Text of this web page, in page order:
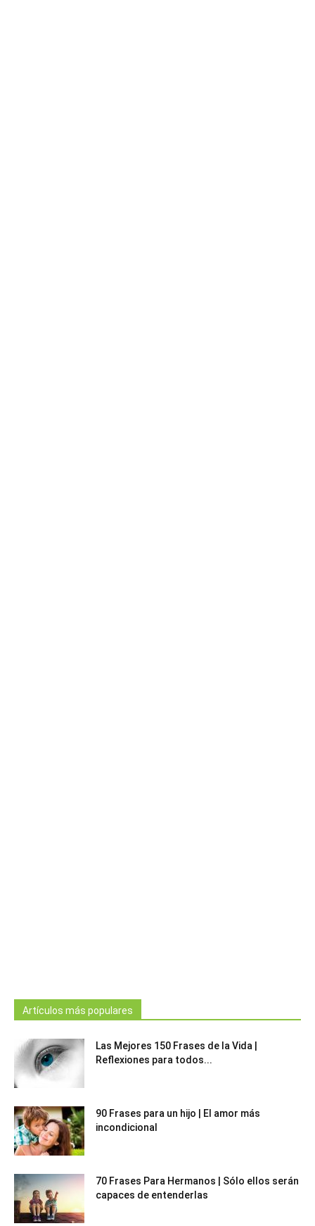
Artículos más populares
Las Mejores 150 Frases de la Vida |
Reflexiones para todos...
90 Frases para un hijo | El amor más
incondicional
70 Frases Para Hermanos | Sólo ellos serán
capaces de entenderlas